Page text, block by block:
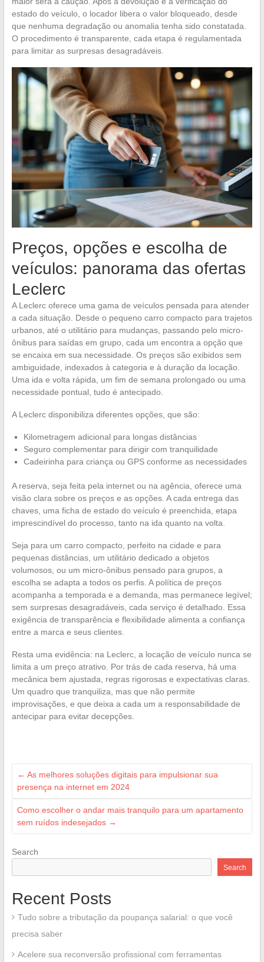
estado do veículo, o locador libera o valor bloqueado, desde
que nenhuma degradação ou anomalia tenha sido constatada.
O procedimento é transparente, cada etapa é regulamentada
para limitar as surpresas desagradáveis.
Preços, opções e escolha de
veículos: panorama das ofertas
Leclerc
A Leclerc oferece uma gama de veículos pensada para atender
a cada situação. Desde o pequeno carro compacto para trajetos
urbanos, até o utilitário para mudanças, passando pelo micro-
ônibus para saídas em grupo, cada um encontra a opção que
se encaixa em sua necessidade. Os preços são exibidos sem
ambiguidade, indexados à categoria e à duração da locação.
Uma ida e volta rápida, um fim de semana prolongado ou uma
necessidade pontual, tudo é antecipado.
A Leclerc disponibiliza diferentes opções, que são:
Kilometragem adicional para longas distâncias
Seguro complementar para dirigir com tranquilidade
Cadeirinha para criança ou GPS conforme as necessidades
A reserva, seja feita pela internet ou na agência, oferece uma
visão clara sobre os preços e as opções. A cada entrega das
chaves, uma ficha de estado do veículo é preenchida, etapa
imprescindível do processo, tanto na ida quanto na volta.
Seja para um carro compacto, perfeito na cidade e para
pequenas distâncias, um utilitário dedicado a objetos
volumosos, ou um micro-ônibus pensado para grupos, a
escolha se adapta a todos os perfis. A política de preços
acompanha a temporada e a demanda, mas permanece legível;
sem surpresas desagradáveis, cada serviço é detalhado. Essa
exigência de transparência e flexibilidade alimenta a confiança
entre a marca e seus clientes.
Resta uma evidência: na Leclerc, a locação de veículo nunca se
limita a um preço atrativo. Por trás de cada reserva, há uma
mecânica bem ajustada, regras rigorosas e expectativas claras.
Um quadro que tranquiliza, mas que não permite
improvisações, e que deixa a cada um a responsabilidade de
antecipar para evitar decepções.
← As melhores soluções digitais para impulsionar sua
presença na internet em 2024
Como escolher o andar mais tranquilo para um apartamento
sem ruídos indesejados →
Search
Search
Recent Posts
Tudo sobre a tributação da poupança salarial: o que você
precisa saber
Acelere sua reconversão profissional com ferramentas